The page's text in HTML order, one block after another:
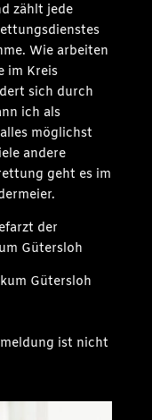
zählt jede
Wie arbeiten
im Kreis
sich durch
ich als
möglichst
andere
geht es im
der
Gütersloh
Gütersloh
ist nicht